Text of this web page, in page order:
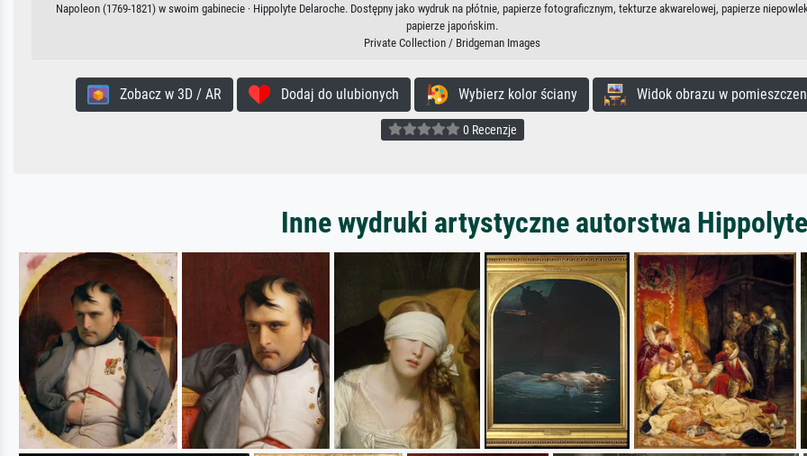
Napoleon (1769-1821) w swoim gabinecie · Hippolyte Delaroche. Dostępny jako wydruk na płótnie, papierze fotograficznym, tekturze akwarelowej, papierze
papierze japońskim.
Private Collection / Bridgeman Images
Zobacz w 3D / AR Dodaj do ulubionych Wybierz kolor ściany Widok obrazu w
0 Recenzje
Inne wydruki artystyczne autorstwa